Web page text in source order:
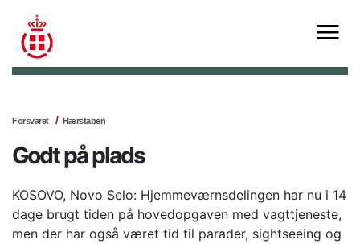
Forsvaret Hærstaben
Godt på plads
KOSOVO, Novo Selo: Hjemmeværnsdelingen har nu i 14
dage brugt tiden på hovedopgaven med vagttjeneste,
men der har også været tid til parader, sightseeing og